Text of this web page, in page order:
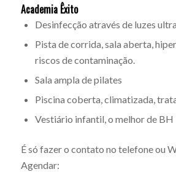
Academia Êxito
Desinfecção através de luzes
Pista de corrida, sala aberta,
riscos de contaminação.
Sala ampla de pilates
Piscina coberta, climatizada,
Vestiário infantil, o melhor de BH
É só fazer o contato no telefone ou
Agendar: